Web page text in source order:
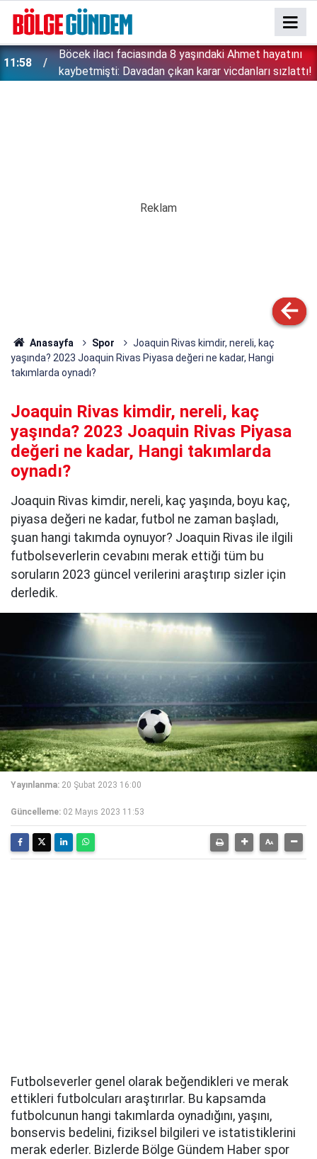
11:58
Böcek ilacı faciasında 8 yaşındaki Ahmet hayatını
kaybetmişti: Davadan çıkan karar vicdanları sızlattı!
Anasayfa Spor
Joaquin Rivas kimdir, nereli, kaç
yaşında? 2023 Joaquin Rivas Piyasa değeri ne kadar, Hangi
takımlarda oynadı?
Joaquin Rivas kimdir, nereli, kaç
yaşında? 2023 Joaquin Rivas Piyasa
değeri ne kadar, Hangi takımlarda
oynadı?
Joaquin Rivas kimdir, nereli, kaç yaşında, boyu kaç,
piyasa değeri ne kadar, futbol ne zaman başladı,
şuan hangi takımda oynuyor? Joaquin Rivas ile ilgili
futbolseverlerin cevabını merak ettiği tüm bu
soruların 2023 güncel verilerini araştırıp sizler için
derledik.
Yayınlanma: 20 Şubat 2023 16:00
Güncelleme: 02 Mayıs 2023 11:53
Futbolseverler genel olarak beğendikleri ve merak
ettikleri futbolcuları araştırırlar. Bu kapsamda
futbolcunun hangi takımlarda oynadığını, yaşını,
bonservis bedelini, fiziksel bilgileri ve istatistiklerini
merak ederler. Bizlerde Bölge Gündem Haber spor